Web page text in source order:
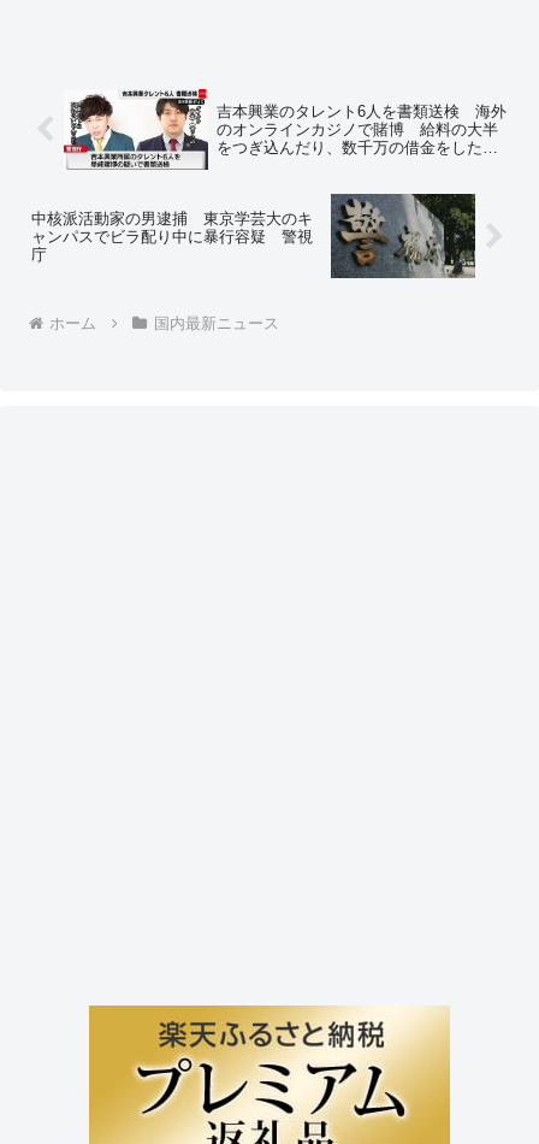
吉本興業のタレント6人を書類送検 海外
のオンラインカジノで賭博 給料の大半
をつぎ込んだり、数千万の借金をしたタ
中核派活動家の男逮捕 東京学芸大のキ
ャンパスでビラ配り中に暴行容疑 警視
庁
ホーム 国内最新ニュース